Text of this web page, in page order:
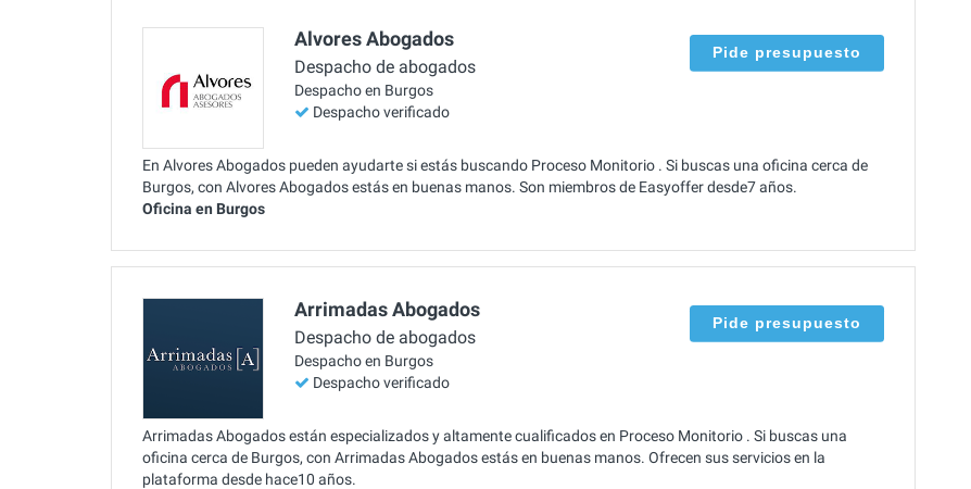
Alvores Abogados
Despacho de abogados
Despacho en Burgos
Despacho verificado
Pide presupuesto
En Alvores Abogados pueden ayudarte si estás buscando Proceso Monitorio . Si buscas una oficina cerca de
Burgos, con Alvores Abogados estás en buenas manos. Son miembros de Easyoffer desde7 años.
Oficina en Burgos
Arrimadas Abogados
Despacho de abogados
Despacho en Burgos
Despacho verificado
Pide presupuesto
Arrimadas Abogados están especializados y altamente cualificados en Proceso Monitorio . Si buscas una
oficina cerca de Burgos, con Arrimadas Abogados estás en buenas manos. Ofrecen sus servicios en la
plataforma desde hace10 años.